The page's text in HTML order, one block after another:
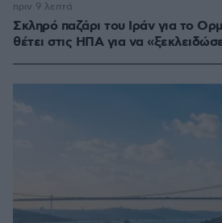
Σκληρό παζάρι του Ιράν για το
θέτει στις ΗΠΑ για να
πριν 9 λεπτά